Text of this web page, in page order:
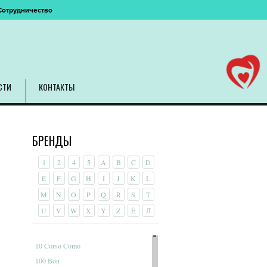
КОНТАКТЫ
БРЕНДЫ
1 2 4 5 A B C
D
E
F G H I J K
L
M
N O P Q R S
T
U
V W X Y Z É Л
10 Corso Como
100 Bon